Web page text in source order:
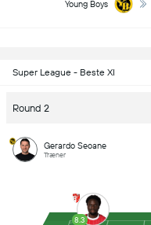
Young Boys
Super League - Beste XI
Round 2
Gerardo Seoane
Træner
8.3